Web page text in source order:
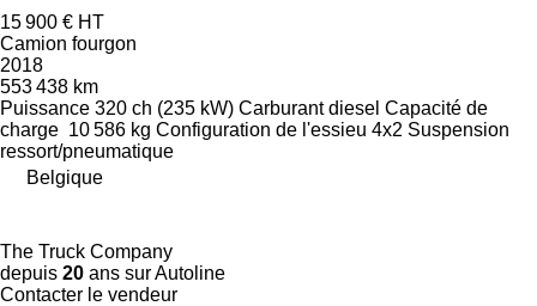
15 900 € HT
Camion fourgon
2018
553 438 km
Puissance 320 ch (235 kW) Carburant diesel Capacité de
charge 10 586 kg Configuration de l'essieu 4x2 Suspension
ressort/pneumatique
Belgique
The Truck Company
depuis 20 ans sur Autoline
Contacter le vendeur